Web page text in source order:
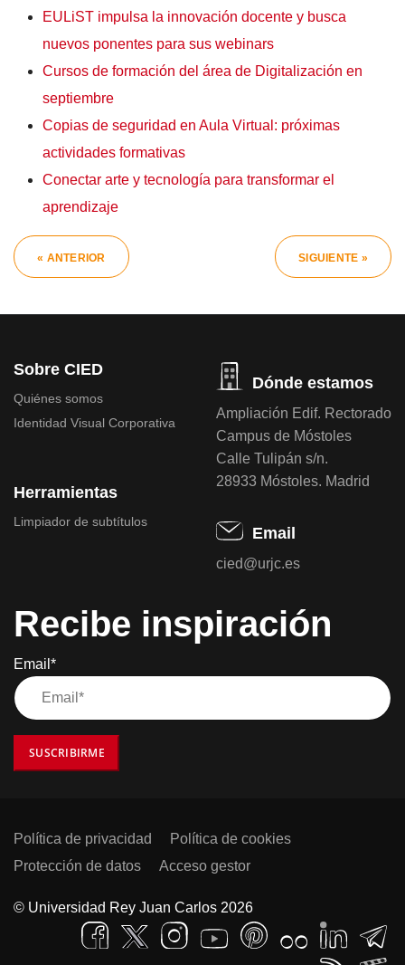
EULiST impulsa la innovación docente y busca
nuevos ponentes para sus webinars
Cursos de formación del área de Digitalización en
septiembre
Copias de seguridad en Aula Virtual: próximas
actividades formativas
Conectar arte y tecnología para transformar el
aprendizaje
« ANTERIOR SIGUIENTE »
Sobre CIED
Quiénes somos
Identidad Visual Corporativa
Herramientas
Limpiador de subtítulos
Dónde estamos
Ampliación Edif. Rectorado
Campus de Móstoles
Calle Tulipán s/n.
28933 Móstoles. Madrid
Email
cied@urjc.es
Recibe inspiración
Email*
SUSCRIBIRME
Política de privacidad
Política de cookies
Protección de datos
Acceso gestor
© Universidad Rey Juan Carlos 2026